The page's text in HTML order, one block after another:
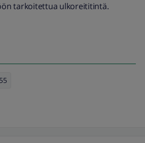
tarkoitettua ulkoreititintä.